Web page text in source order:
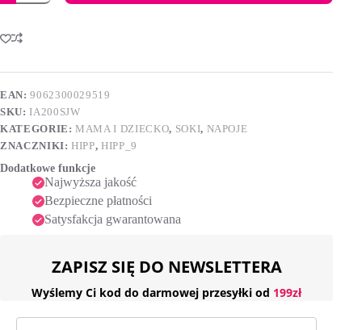
BIO
100
%
winogrona
4.
miesiącu,
200ml
t
r
a
t
i
v
:
EAN:9062300029519
SKU: IA200SJW
KATEGORIE:MAMA I DZIECKO, SOKI, NAPOJE
ZNACZNIKI:HIPP,HIPP_9
Dodatkowe funkcje
Najwyższa jakość
Bezpieczne płatności
Satysfakcja gwarantowana
ZAPISZ SIĘ DO NEWSLETTERA
Wyślemy Ci kod do darmowej przesyłki od 199zł